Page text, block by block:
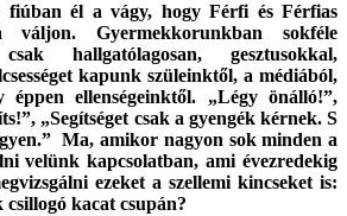
fiúban él a vágy, hogy Férfi és Férfias
váljon. Gyermekkorunkban sokféle
hallgatólagosan, gesztusokkal,
kapunk szüleinktől, a médiából,
éppen ellenségeinktől. „Légy önálló!”,
„Segítséget csak a gyengék kérnek. S
Ma, amikor nagyon sok minden a
velünk kapcsolatban, ami évezredekig
ezeket a szellemi kincseket is:
csillogó kacat csupán?